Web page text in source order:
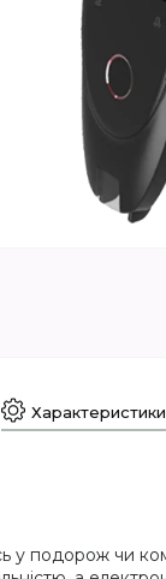
Характеристики
у подорож чи